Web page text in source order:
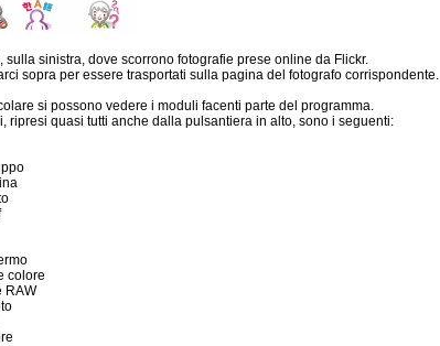
sulla sinistra, dove scorrono fotografie prese online da Flickr.
sopra per essere trasportati sulla pagina del fotografo corrispondente.
si possono vedere i moduli facenti parte del programma.
ripresi quasi tutti anche dalla pulsantiera in alto, sono i seguenti:
colore
RAW